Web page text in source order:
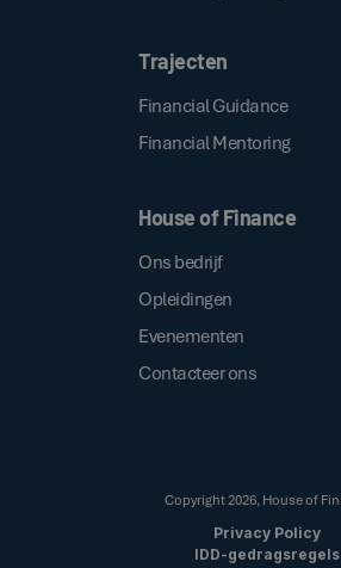
Trajecten
Financial Guidance
Financial Mentoring
House of Finance
Ons bedrijf
Opleidingen
Evenementen
Contacteer ons
Copyright2026, House of
Privacy Policy
IDD-gedragsregels